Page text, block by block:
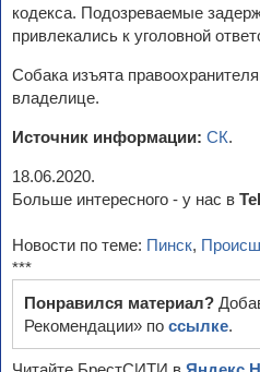
кодекса. Подозреваемые
привлекались к уголовной
Собака изъята
владелице.
Источник информации: СК.
18.06.2020.
Больше интересного - у нас в
Новости по теме: Пинск,
***
Понравился материал?
Рекомендации» по ссылке.